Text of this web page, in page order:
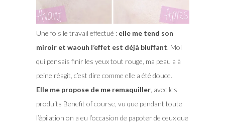
Une fois le travail effectué : elle me tend son
miroir et waouh l’effet est déjà bluffant. Moi
qui pensais finir les yeux tout rouge, ma peau a à
peine réagit, c’est dire comme elle a été douce.
Elle me propose de me remaquiller, avec les
produits Benefit of course, vu que pendant toute
l’épilation on a eu l’occasion de papoter de ceux que